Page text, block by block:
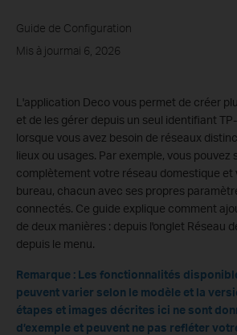
Guide de Configuration
Mis à jourmai 6, 2026
L'application Deco vous permet de créer
et de les gérer depuis un seul identifiant
lorsque vous avez besoin de réseaux
lieux ou usages. Par exemple, vous pouvez
complètement votre réseau domestique et
bureau, chacun avec ses propres
connectés. Ce guide explique comment
de deux manières : depuis l'onglet Réseau
depuis le menu.
Remarque : Les fonctionnalités
peuvent varier selon le modèle et la
étapes et images décrites ici ne sont
d’exemple et peuvent ne pas refléter